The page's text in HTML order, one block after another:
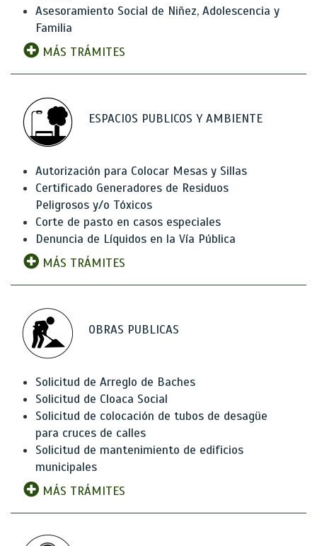
Asesoramiento Social de Niñez, Adolescencia y
Familia
MÁS TRÁMITES
ESPACIOS PUBLICOS Y AMBIENTE
Autorización para Colocar Mesas y Sillas
Certificado Generadores de Residuos
Peligrosos y/o Tóxicos
Corte de pasto en casos especiales
Denuncia de Líquidos en la Vía Pública
MÁS TRÁMITES
OBRAS PUBLICAS
Solicitud de Arreglo de Baches
Solicitud de Cloaca Social
Solicitud de colocación de tubos de desagüe
para cruces de calles
Solicitud de mantenimiento de edificios
municipales
MÁS TRÁMITES